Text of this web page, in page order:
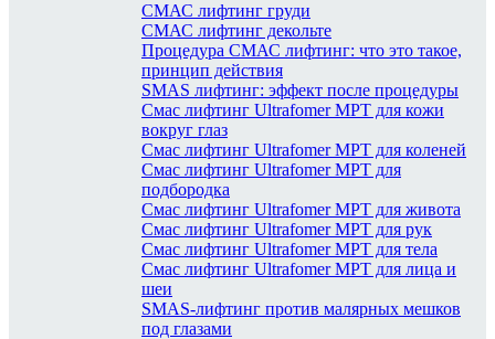
СМАС лифтинг груди
СМАС лифтинг декольте
Процедура СМАС лифтинг: что это такое,
принцип действия
SMAS лифтинг: эффект после процедуры
Смас лифтинг Ultrafomer MPT для кожи
вокруг глаз
Смас лифтинг Ultrafomer MPT для коленей
Смас лифтинг Ultrafomer MPT для
подбородка
Смас лифтинг Ultrafomer MPT для живота
Смас лифтинг Ultrafomer MPT для рук
Смас лифтинг Ultrafomer MPT для тела
Смас лифтинг Ultrafomer MPT для лица и
шеи
SMAS-лифтинг против малярных мешков
под глазами